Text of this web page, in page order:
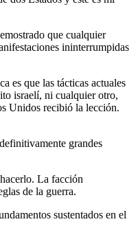
que cualquier
ininterrumpidas
es que las tácticas actuales
israelí, ni cualquier otro,
Unidos recibió la lección.
grandes
La facción
de la guerra.
sustentados en el